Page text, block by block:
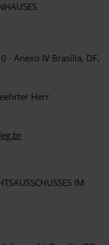
- Anexo IV Brasília, DF,
Herr
IM